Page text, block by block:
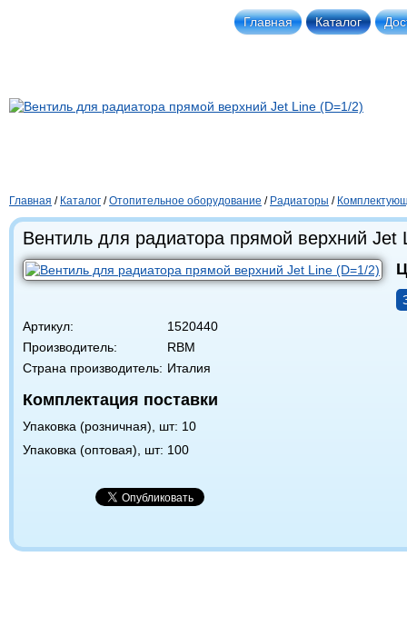
Главная Каталог
Главная / Каталог / Отопительное оборудование / Радиаторы /
Вентиль для радиатора прямой верхний Jet
Артикул:
1520440
Производитель:
RBM
Страна производитель: Италия
Комплектация поставки
Упаковка (розничная), шт: 10
Упаковка (оптовая), шт: 100